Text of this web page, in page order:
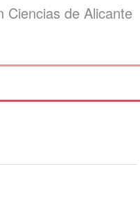
Ciencias de Alicante